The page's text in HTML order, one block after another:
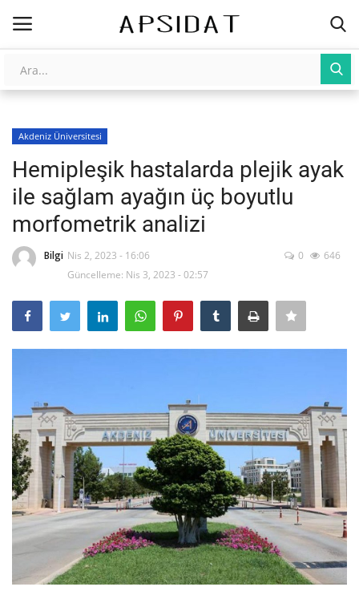
Giriş Kayıt Ol
AnaSayfa
Galeri
İletişim
Yapay Zeka
Üniversite Yayınları
Tarım
Enerji
Tubitak
Teknoloji Kurumu
Teknoloji
Akdeniz Üniversitesi
Hemipleşik hastalarda plejik ayak
ile sağlam ayağın üç boyutlu
morfometrik analizi
Bilgi Nis 2, 2023 - 16:06
Güncelleme: Nis 3, 2023 - 02:57
0 646